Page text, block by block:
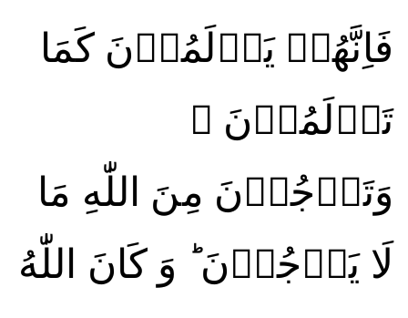
فَاِنَّهُمۡ يَاۡلَمُوۡنَ كَمَا
تَاۡلَمُوۡنَ‌ ۚ
وَتَرۡجُوۡنَ مِنَ اللّٰهِ مَا
لَا يَرۡجُوۡنَ‌ ؕ وَ كَانَ اللّٰهُ